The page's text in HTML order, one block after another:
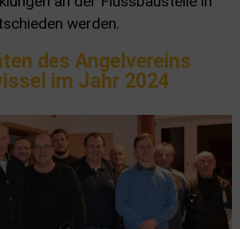
werden.
des Angelvereins
im Jahr 2024